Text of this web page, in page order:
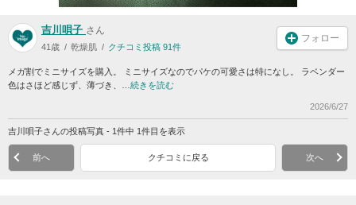
吉川唄子 さん
41歳 乾燥肌 クチコミ投稿 91件
フォロー
メガ割でミニサイズを購入。 ミニサイズなのでパケの可愛さは特になし。 ラベンダー
色はさほど感じず、薄づき、… 続きを読む
2026/6/27
吉川唄子さんの投稿写真 - 1件中 1件目を表示
前へ クチコミに戻る 次へ